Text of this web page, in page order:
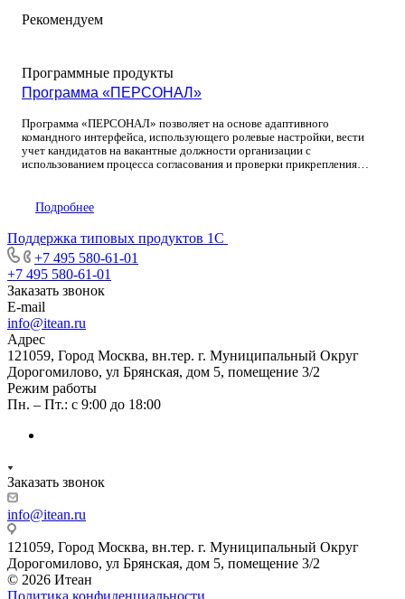
Рекомендуем
Программные продукты
Программа «ПЕРСОНАЛ»
Программа «ПЕРСОНАЛ» позволяет на основе адаптивного
командного интерфейса, использующего ролевые настройки, вести
учет кандидатов на вакантные должности организации с
использованием процесса согласования и проверки прикрепления
Подробнее
Поддержка типовых продуктов 1С
+7 495 580-61-01
+7 495 580-61-01
Заказать звонок
E-mail
info@itean.ru
Адрес
121059, Город Москва, вн.тер. г. Муниципальный Округ
Дорогомилово, ул Брянская, дом 5, помещение 3/2
Режим работы
Пн. – Пт.: с 9:00 до 18:00
Заказать звонок
info@itean.ru
121059, Город Москва, вн.тер. г. Муниципальный Округ
Дорогомилово, ул Брянская, дом 5, помещение 3/2
© 2026 Итеан
Политика конфиденциальности